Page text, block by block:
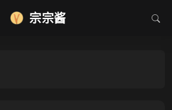
宗宗酱